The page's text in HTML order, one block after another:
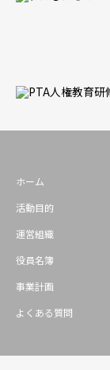
ホーム
活動目的
運営組織
役員名簿
事業計画
よくある質問